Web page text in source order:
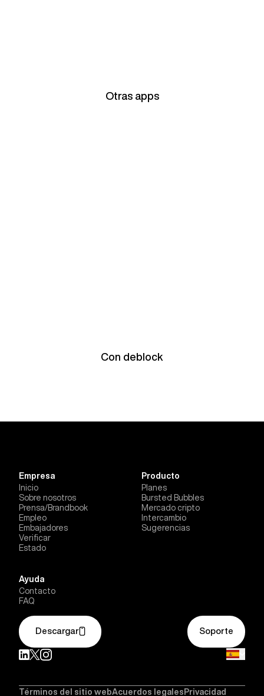
Otras apps
Con deblock
Empresa
Inicio
Sobre nosotros
Prensa/Brandbook
Empleo
Embajadores
Verificar
Estado
Producto
Planes
Bursted Bubbles
Mercado cripto
Intercambio
Sugerencias
Ayuda
Contacto
FAQ
Descargar Soporte
Términos del sitio webAcuerdos legales Privacidad